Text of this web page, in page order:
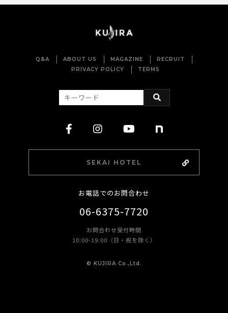
Q&A ABOUT US MAGAZINE
RECRUIT
PRIVACY POLICY
TERMS
SEKAI HOTEL
お電話でのお問合わせ
06-6375-7720
お問合わせ受付時間
10:00-19:00（日・祝を除く）
©︎ KUJIRA Co.,Ltd.